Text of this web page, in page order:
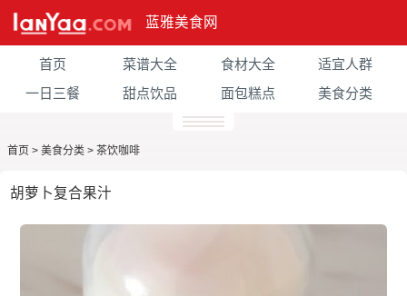
蓝雅美食网
首页 菜谱大全 食材大全
适宜人群
一日三餐
甜点饮品 面包糕点 美食分类
首页 > 美食分类 > 茶饮咖啡
胡萝卜复合果汁